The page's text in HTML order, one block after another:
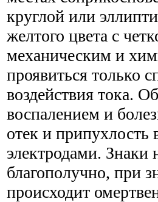
круглой или
желтого цвета с
механическим и
проявиться только
воздействия тока.
воспалением и
отек и припухлость
электродами.
благополучно, при
происходит